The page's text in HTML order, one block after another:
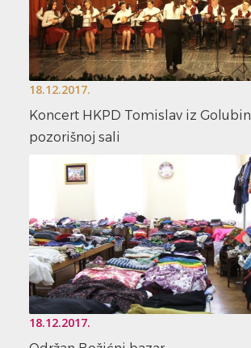
18.12.2017.
Koncert HKPD Tomislav iz
pozorišnoj sali
18.12.2017.